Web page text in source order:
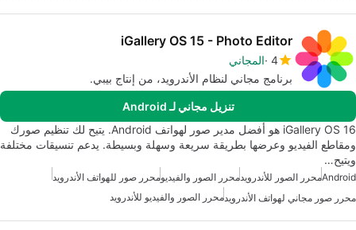
iGallery OS 15 - Photo Editor
4 المجاني
برنامج مجاني لنظام الأندرويد، من إنتاج بيبي.
تنزيل مجاني لـ Android
iGallery OS 16 هو أفضل مدير صور لهواتف Android. يتيح لك تنظيم صورك
ومقاطع الفيديو وعرضها بطريقة سريعة وسهلة وبسيطة. يدعم تنسيقات مختلفة
ويتيح…
Androidمحرر الصور للأندرويدمحرر الصور والفيديومحرر صور للهواتف الأندرويد
محرر صور مجاني لهواتف الأندرويدمحرر الصور والفيديو للأندرويد